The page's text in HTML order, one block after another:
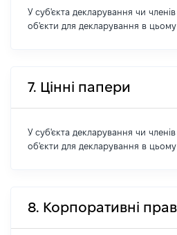
У суб'єкта декларування чи членів
об'єкти для декларування в цьому
7. Цінні папери
У суб'єкта декларування чи членів
об'єкти для декларування в цьому
8. Корпоративні